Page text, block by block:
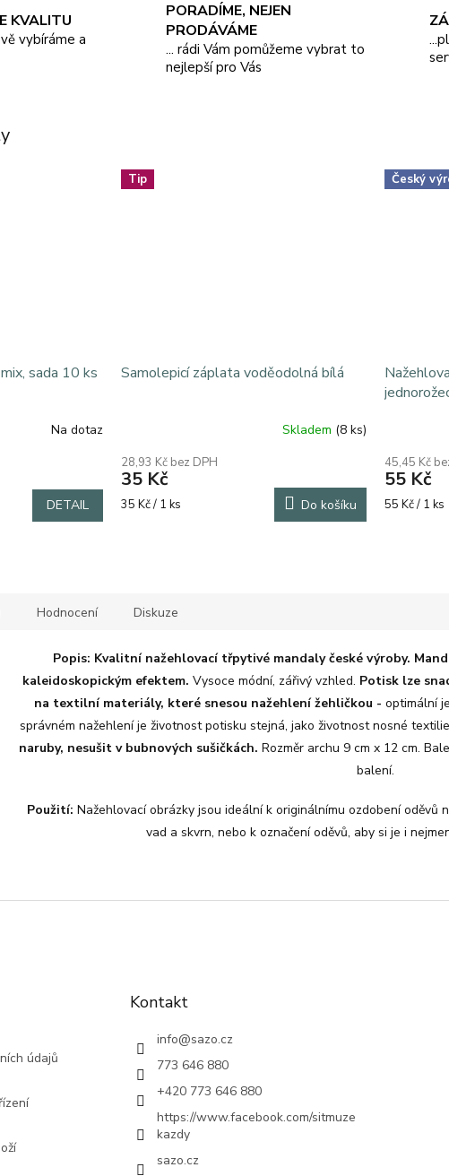
KVALITU
vybíráme a
PORADÍME, NEJEN
PRODÁVÁME
... rádi Vám pomůžeme vybrat to
nejlepší pro Vás
sada 10 ks
Na dotaz
DETAIL
Tip
Samolepicí záplata voděodolná bílá
Skladem (8 ks)
28,93 Kč bez DPH
35 Kč
Měrná
35 Kč / 1 ks Do košíku
Český
45,45 Kč
55 Kč
Měrná
55 Kč / 1 ks
Hodnocení Diskuze
Popis: Kvalitní nažehlovací třpytivé mandaly české výroby.
kaleidoskopickým efektem. Vysoce módní, zářivý vzhled. Potisk lze
na textilní materiály, které snesou nažehlení žehličkou - optimální
správném nažehlení je životnost potisku stejná, jako životnost nosné
naruby, nesušit v bubnových sušičkách. Rozměr archu 9 cm x 12 cm.
balení.
Použití: Nažehlovací obrázky jsou ideální k originálnímu ozdobení oděvů
vad a skvrn, nebo k označení oděvů, aby si je i
údajů
Kontakt
info@sazo.cz
773 646 880
+420 773 646 880
https://www.facebook.com/sitmuze
kazdy
sazo.cz